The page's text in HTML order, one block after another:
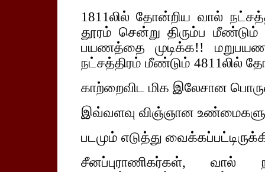
1811லில் தோன்றிய வால்
தூரம் சென்று திரும்ப
பயணத்தை முடிக்க!!
நட்சத்திரம் மீண்டும் 4811லில்
காற்றைவிட மிக இலேசான
இவ்வளவு விஞ்ஞான
படமும் எடுத்து
சீனப்புராணிகர்கள், வால்